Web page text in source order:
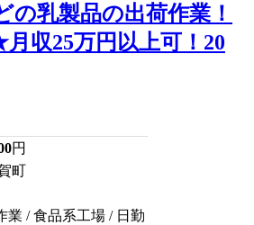
の乳製品の出荷作業！
収25万円以上可！20
円
町
業 / 食品系工場 / 日勤